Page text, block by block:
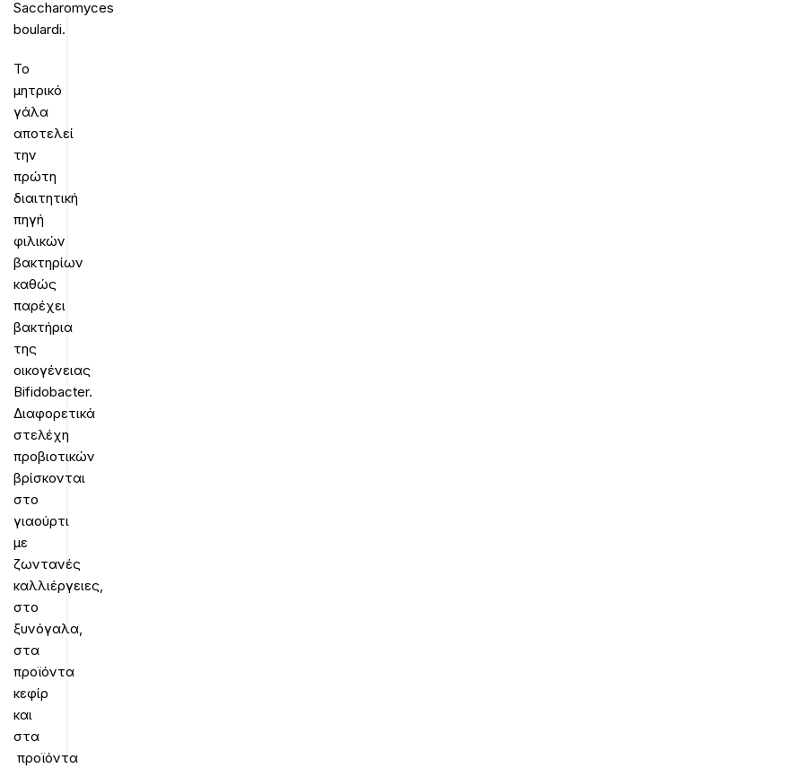
Saccharomyces
boulardi.
Το
μητρικό
γάλα
αποτελεί
την
πρώτη
διαιτητική
πηγή
φιλικών
βακτηρίων
καθώς
παρέχει
βακτήρια
της
οικογένειας
Bifidobacter.
Διαφορετικά
στελέχη
προβιοτικών
βρίσκονται
στο
γιαούρτι
με
ζωντανές
καλλιέργειες,
στο
ξυνόγαλα,
στα
προϊόντα
κεφίρ
και
στα
προϊόντα